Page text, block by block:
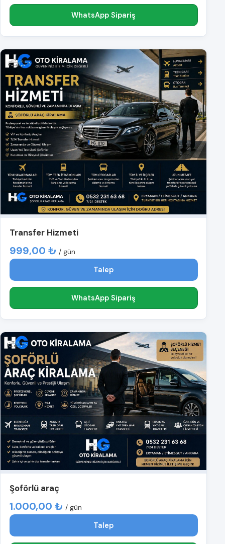
WhatsApp Sipariş
Transfer Hizmeti
999,00 ₺ / gün
Talep
WhatsApp Sipariş
Şoförlü araç
1.000,00 ₺ / gün
Talep